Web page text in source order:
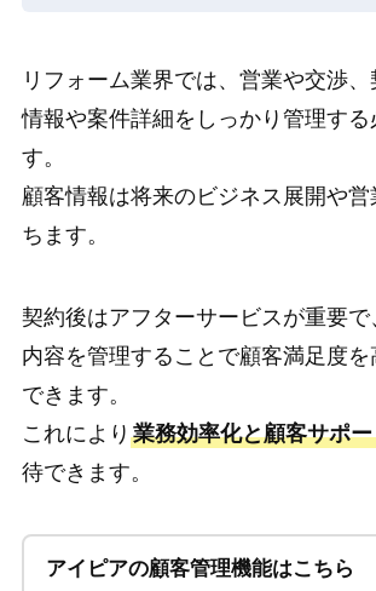
リフォーム業界では、営業や交渉
情報や案件詳細をしっかり管理する
す。
顧客情報は将来のビジネス展開や
ちます。
契約後はアフターサービスが重要で
内容を管理することで顧客満足度
できます。
これにより 業務効率化と顧客サポ
待できます。
アイピアの顧客管理機能はこちら